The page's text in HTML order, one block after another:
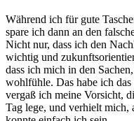
Während ich für gute
spare ich dann an den
Nicht nur, dass ich den
wichtig und
dass ich mich in den
wohlfühle. Das habe ich
vergaß ich meine Vorsicht,
Tag lege, und verhielt mich,